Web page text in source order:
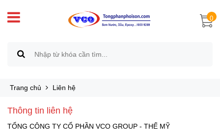
0
Trang chủ Liên hệ
Thông tin liên hệ
TỔNG CÔNG TY CỔ PHẦN VCO GROUP - THẾ MỸ